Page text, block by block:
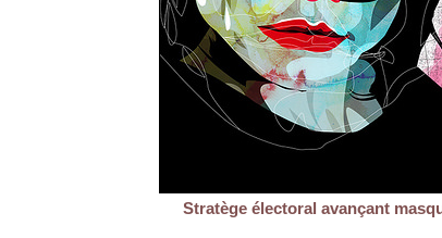
Stratège électoral avançant